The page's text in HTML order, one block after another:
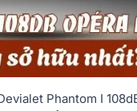
Phantom I